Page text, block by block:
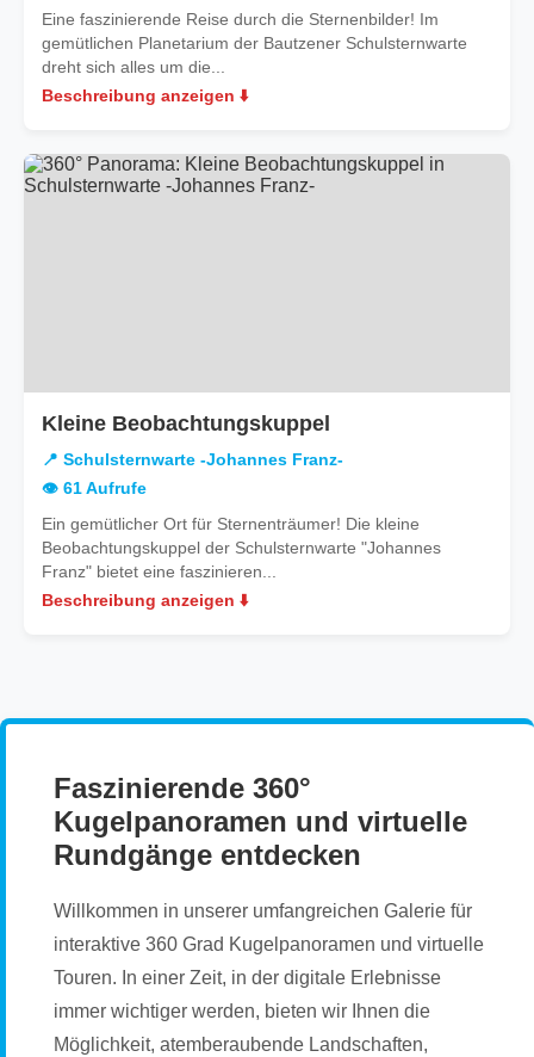
Franz-
Eine faszinierende Reise durch die Sternenbilder! Im
gemütlichen Planetarium der Bautzener Schulsternwarte
dreht sich alles um die...
Beschreibung anzeigen ⬇️
Kleine Beobachtungskuppel
Franz-
📍 Schulsternwarte -Johannes Franz-
👁️ 61 Aufrufe
Ein gemütlicher Ort für Sternenträumer! Die kleine
Beobachtungskuppel der Schulsternwarte "Johannes
Franz" bietet eine faszinieren...
Beschreibung anzeigen ⬇️
Faszinierende 360°
Kugelpanoramen und virtuelle
Rundgänge entdecken
Willkommen in unserer umfangreichen Galerie für
interaktive 360 Grad Kugelpanoramen und virtuelle
Touren. In einer Zeit, in der digitale Erlebnisse
immer wichtiger werden, bieten wir Ihnen die
Möglichkeit, atemberaubende Landschaften,